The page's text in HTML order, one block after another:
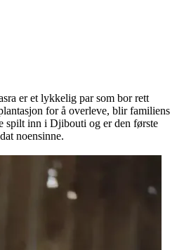
er et lykkelig par som bor rett
for å overleve, blir familiens
spilt inn i Djibouti og er den første
noensinne.